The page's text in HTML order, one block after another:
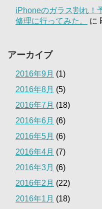
iPhoneのガラス割れ！
修理に行ってみた。
に
アーカイブ
2016年9月 (1)
2016年8月 (5)
2016年7月 (18)
2016年6月 (6)
2016年5月 (6)
2016年4月 (7)
2016年3月 (6)
2016年2月 (22)
2016年1月 (18)